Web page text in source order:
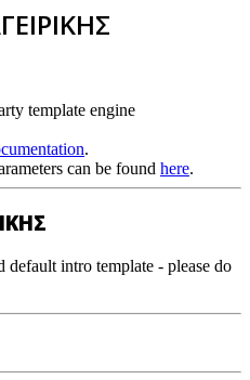
template engine
.
can be found here.
default intro template - please do